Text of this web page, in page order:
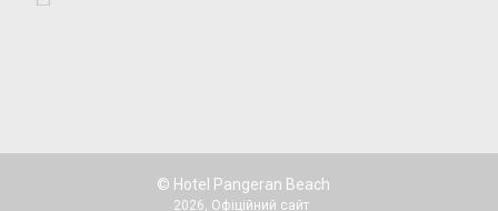
© Hotel Pangeran Beach
2026, Офіційний сайт